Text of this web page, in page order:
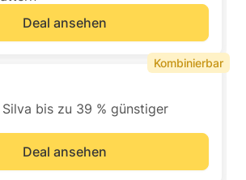
Deal ansehen
bis zu 39 % günstiger
Deal ansehen
Kombinierbar